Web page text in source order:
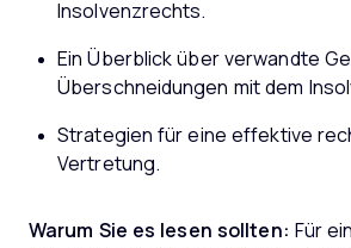
Insolvenzrechts.
Ein Überblick über verwandte
Überschneidungen mit dem
Strategien für eine effektive
Vertretung.
Warum Sie es lesen sollten: Für